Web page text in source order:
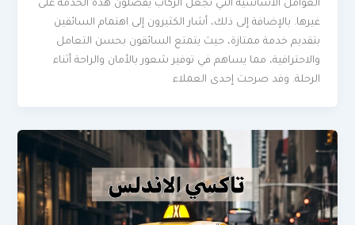
العوامل الأساسية التي تجعل الركاب يفضلون هذه الخدمة على
غيرها. بالإضافة إلى ذلك، أشار الكثيرون إلى اهتمام السائقين
بتقديم خدمة ممتازة، حيث يتمتع السائقون بحسن التعامل
والاحترافية، مما يساهم في توفير شعور بالأمان والراحة أثناء
الرحلة. وقد صرحت إحدى العملاء